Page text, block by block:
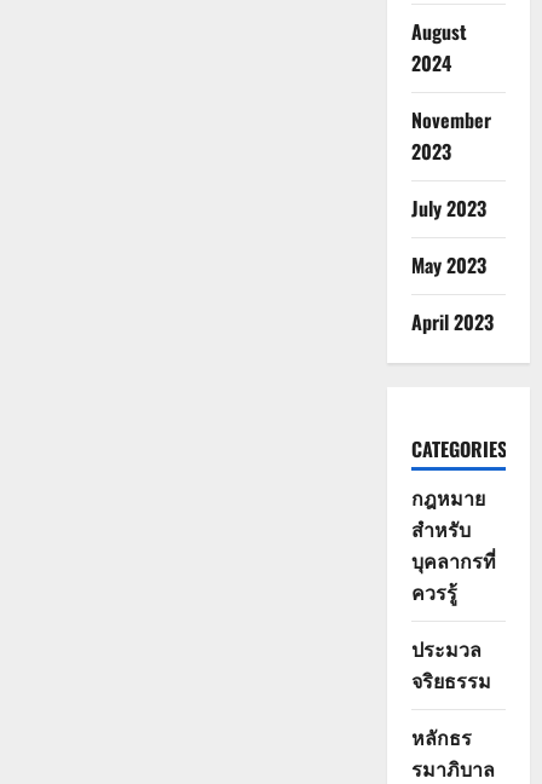
August
2024
November
2023
July 2023
May 2023
April 2023
CATEGORIES
กฎหมาย
สำหรับ
บุคลากรที่
ควรรู้
ประมวล
จริยธรรม
หลักธร
รมาภิบาล